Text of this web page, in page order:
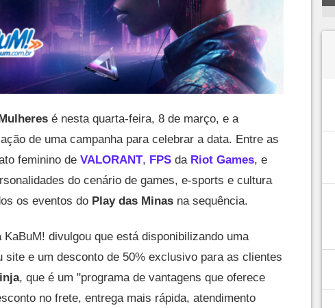
é nesta quarta-feira, 8 de março, e a
de uma campanha para celebrar a data. Entre as
feminino de VALORANT, FPS da Riot Games, e
do cenário de games, e-sports e cultura
os eventos do Play das Minas na sequência.
divulgou que está disponibilizando uma
site e um desconto de 50% exclusivo para as clientes
, que é um "programa de vantagens que oferece
no frete, entrega mais rápida, atendimento